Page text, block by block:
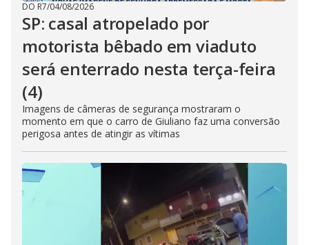
DO R7/04/08/2026
SP: casal atropelado por
motorista bêbado em viaduto
será enterrado nesta terça-feira
(4)
Imagens de câmeras de segurança mostraram o
momento em que o carro de Giuliano faz uma conversão
perigosa antes de atingir as vítimas